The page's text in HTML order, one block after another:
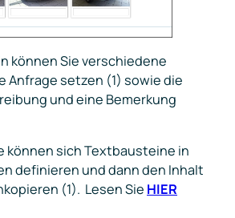
können Sie verschiedene
Anfrage setzen (1) sowie die
und eine Bemerkung
können sich Textbausteine in
definieren und dann den Inhalt
(1). Lesen Sie HIER